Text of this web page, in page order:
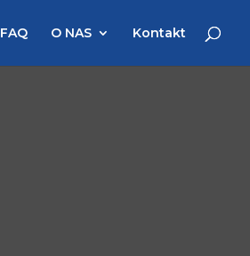
FAQ O NAS Kontakt